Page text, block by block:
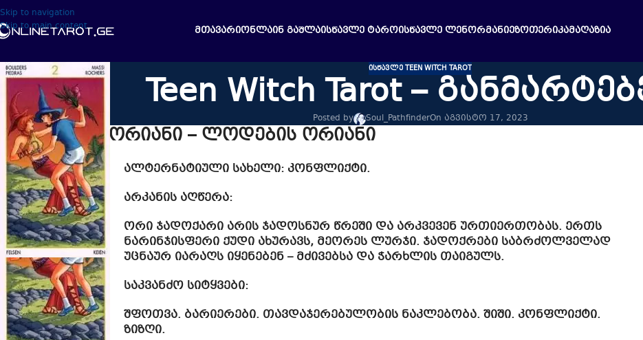
Skip to navigation
Skip to main content
ᲛᲗᲐᲕᲐᲠᲘᲝᲜᲚᲐᲘᲜ ᲒᲐᲨᲚᲐᲘᲡᲬᲐᲕᲚᲔ ᲢᲐᲠᲝᲘᲡᲬᲐᲕᲚᲔ ᲚᲔᲜᲝᲠᲛᲐᲜᲘᲔᲖᲝᲗᲔᲠᲘᲙᲐᲛᲐᲦᲐᲖᲘᲐ
ᲘᲡᲬᲐᲕᲚᲔ TEEN WITCH TAROT
Teen Witch Tarot –
Posted by Soul_PathfinderOn აგვისტო 17, 2023
მონეტების ორიანი – ლოდების ორიანი
ალტერნატიული სახელი: კონფლიქტი.
არკანის აღწერა:
ორი ჯადოქარი არის ჯადოსნურ წრეში და არკვევენ ურთიერთობას. ერთს
ნარინჯისფერი ქუდი ახურავს, მეორეს ლურჯი. ჯადოქრები საბრძოლველად
უცნაურ იარაღს იყენებენ – მძივებსა და ჭარხლის თაიგულს.
საკვანძო სიტყვები:
შფოთვა. ბარიერები. თავდაჯერებულობის ნაკლებობა. შიში. კონფლიქტი.
ზიზღი.